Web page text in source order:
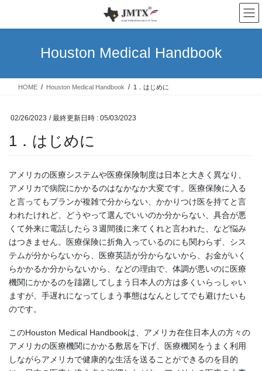
テ
ス
ゲ
ン
Houston Medical Handbook
HOME Houston Medical Handbook 1．はじめに
02/26/2023 / 最終更新日時 : 05/03/2023
1．はじめに
アメリカの医療システムや医療保険制度は日本と大きく異なり、
アメリカで病院にかかるのはなかなか大変です。医療保険に入る
と言ってもプランが複雑で分からない、かかりつけ医を持てと言
われたけれど、どうやって選んでいいのか分からない、具合が悪
くて外来に電話したら３週間後に来てくれと言われた、など悩み
はつきません。医療保険に折角入っているのにも関わらず、シス
テムが分からないから、医療英語が分からないから、お金がいく
らかかるか分からないから、などの理由で、体調が悪いのに医療
機関にかかるのを躊躇してしまう日本人の方は多くいらっしゃい
ますが、手遅れになってしまう事態はなんとしてでも避けたいも
のです。
このHouston Medical Handbookは、アメリカ在住日本人の方々の
アメリカの医療機関にかかる敷居を下げ、医療機関をうまく利用
しながらアメリカで健康的な生活を送ることができるのを目的